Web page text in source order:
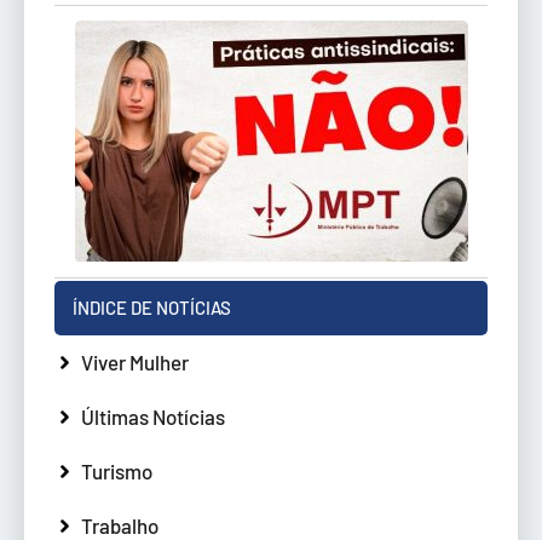
ÍNDICE DE NOTÍCIAS
Viver Mulher
Últimas Notícias
Turismo
Trabalho